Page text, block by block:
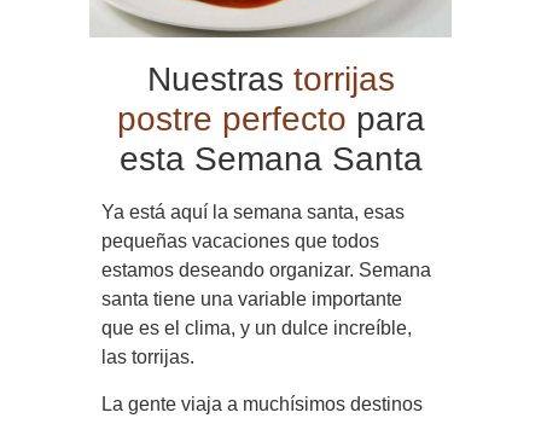
Nuestras torrijas
postre perfecto para
esta Semana Santa
Ya está aquí la semana santa, esas
pequeñas vacaciones que todos
estamos deseando organizar. Semana
santa tiene una variable importante
que es el clima, y un dulce increíble,
las torrijas.
La gente viaja a muchísimos destinos